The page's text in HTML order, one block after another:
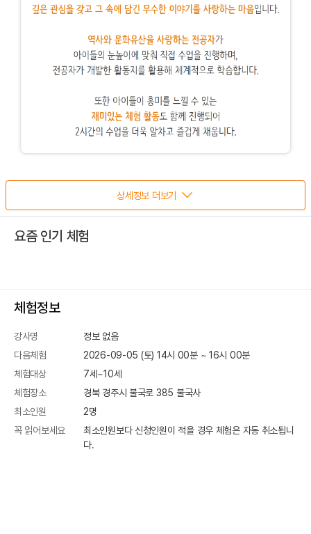
상세정보 더보기
요즘 인기 체험
체험정보
강사명
정보 없음
다음체험
2026-09-05 (토) 14시 00분~ 16시 00분
체험대상
7세~10세
체험장소
경북 경주시 불국로 385 불국사
최소인원
2명
꼭 읽어보세요
최소인원보다 신청인원이 적을 경우 체험은 자동 취소됩니
다.